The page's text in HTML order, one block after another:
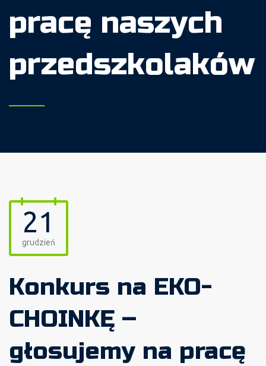
pracę naszych
przedszkolaków
21
grudzień
Konkurs na EKO-
CHOINKĘ –
głosujemy na pracę